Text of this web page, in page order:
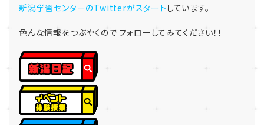
新潟学習センターのTwitterがスタート しています。
色んな情報をつぶやくので フォローしてみてください！！